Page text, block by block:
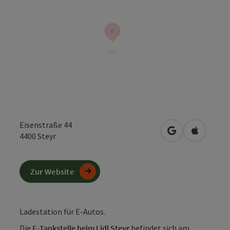
Eisenstraße 44
4400 Steyr in Googlein Apple
Ladestation für E-Autos.
Zur Website